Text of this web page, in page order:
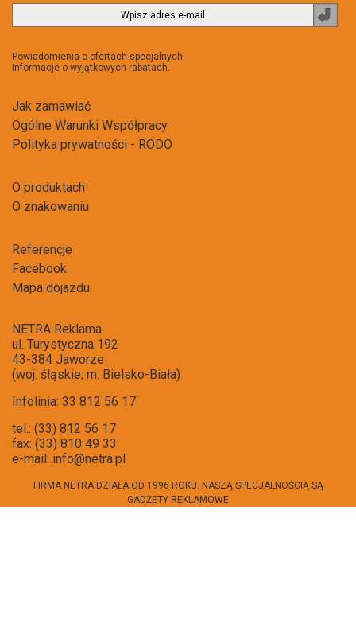
Powiadomienia o ofertach specjalnych.
Informacje o wyjątkowych rabatach.
Jak zamawiać
Ogólne Warunki Współpracy
Polityka prywatności - RODO
O produktach
O znakowaniu
Referencje
Facebook
Mapa dojazdu
NETRA Reklama
ul. Turystyczna 192
43-384 Jaworze
(woj. śląskie, m. Bielsko-Biała)
Infolinia: 33 812 56 17
tel.: (33) 812 56 17
fax: (33) 810 49 33
e-mail: info@netra.pl
FIRMA NETRA DZIAŁA OD 1996 ROKU. NASZĄ SPECJALNOŚCIĄ SĄ
GADŻETY REKLAMOWE